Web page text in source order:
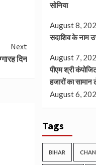
Next
दिन
सोनिया
August 8,
सदाशिव के नाम
August 7,
पीएम श्री
हजारों का
August 6,
Tags
BIHAR